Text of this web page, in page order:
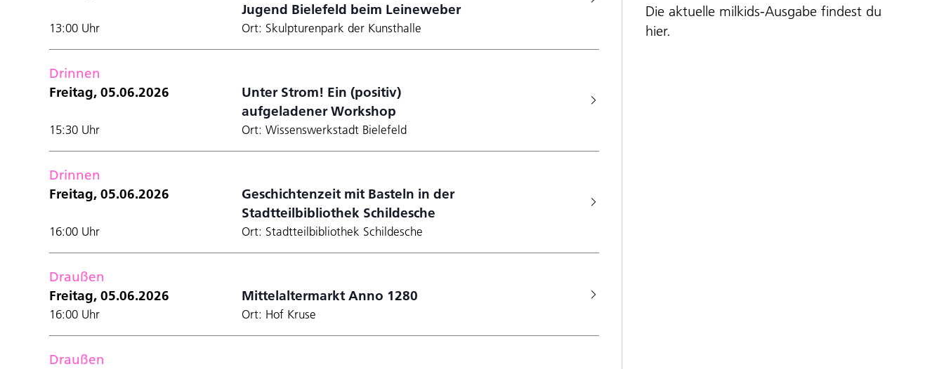
Jugend Bielefeld beim Leineweber
13:00 Uhr Ort: Skulpturenpark der Kunsthalle
Drinnen
Freitag, 05.06.2026
Unter Strom! Ein (positiv)
aufgeladener Workshop
15:30 Uhr Ort: Wissenswerkstadt Bielefeld
Drinnen
Freitag, 05.06.2026
Geschichtenzeit mit Basteln in der
Stadtteilbibliothek Schildesche
16:00 Uhr Ort: Stadtteilbibliothek Schildesche
Draußen
Freitag, 05.06.2026
Mittelaltermarkt Anno 1280
16:00 Uhr Ort: Hof Kruse
Draußen
Die aktuelle milkids-Ausgabe findest du
hier.